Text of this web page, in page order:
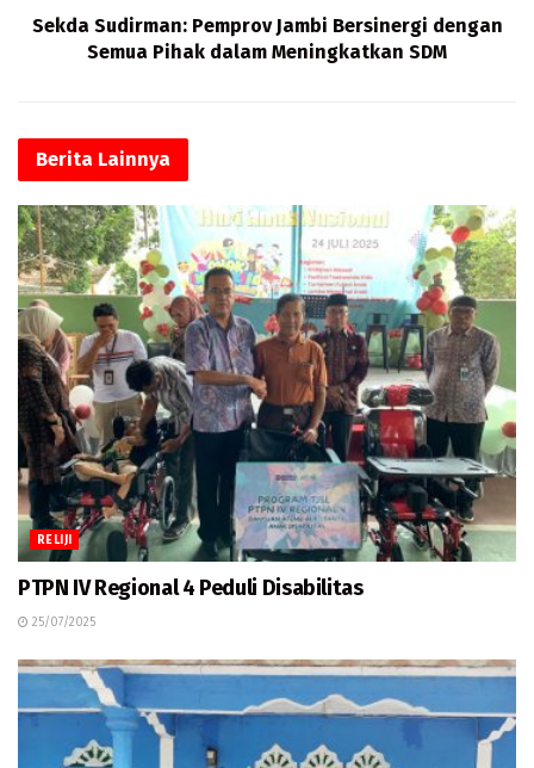
Sekda Sudirman: Pemprov Jambi Bersinergi dengan
Semua Pihak dalam Meningkatkan SDM
Berita Lainnya
RELIJI
PTPN IV Regional 4 Peduli Disabilitas
25/07/2025